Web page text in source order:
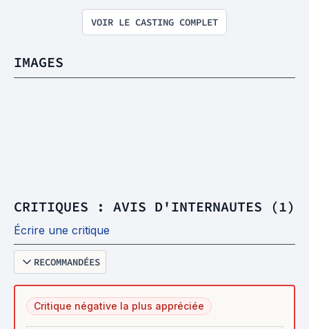
VOIR LE CASTING COMPLET
IMAGES
CRITIQUES : AVIS D'INTERNAUTES (1)
Écrire une critique
RECOMMANDÉES
Critique négative la plus appréciée